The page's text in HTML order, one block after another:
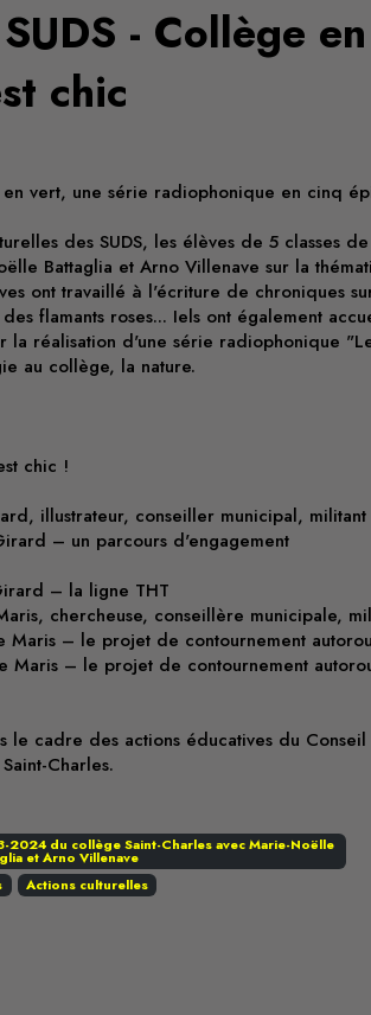
- Collège
chic
en vert, une série radiophonique en cinq
des SUDS, les élèves de 5
Battaglia et Arno Villenave sur la
ont travaillé à l'écriture de chroniques
flamants roses... Iels ont également
la réalisation d'une série radiophonique
au collège, la nature.
chic !
illustrateur, conseiller municipal,
– un parcours d'engagement
– la ligne THT
chercheuse, conseillère municipale,
Maris – le projet de contournement
Maris – le projet de contournement
le cadre des actions éducatives du
Charles.
2024 du collège Saint-Charles avec Marie-Noëlle
et Arno Villenave
Actions culturelles